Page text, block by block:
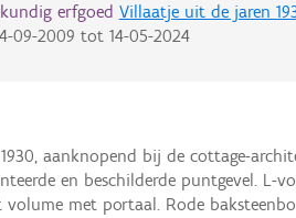
erfgoed Villaatje uit de jaren
09-2009 tot 14-05-2024
aanknopend bij de cottage-
en beschilderde puntgevel. L-
met portaal. Rode